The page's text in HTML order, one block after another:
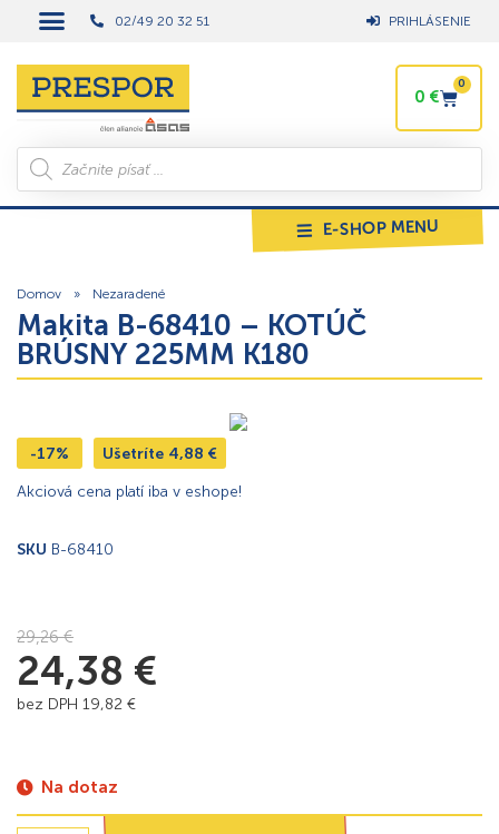
02/49 20 32 51 PRIHLÁSENIE
0 €
0
E-SHOP MENU
Domov » Nezaradené
Makita B-68410 – KOTÚČ
BRÚSNY 225MM K180
-17% Ušetríte 4,88 €
Akciová cena platí iba v eshope!
SKU B-68410
29,26€
24,38 €
bez DPH 19,82 €
Na dotaz